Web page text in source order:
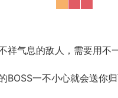
祥气息的敌人，需要用不
BOSS一不小心就会送你归